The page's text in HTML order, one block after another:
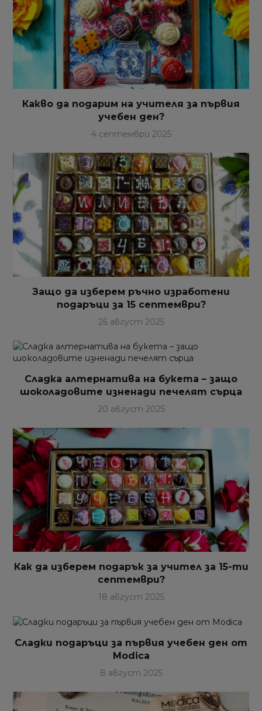
Какво да подарим на учителя за първия
учебен ден?
4 септември 2025
Защо да изберем ръчно изработени
подаръци за 15 септември?
26 август 2025
Сладка алтернатива на букета – защо
шоколадовите изненади печелят сърца
20 август 2025
Как да изберем подарък за учител за 15-ти
септември?
18 август 2025
Сладки подаръци за първия учебен ден от
Modica
8 август 2025